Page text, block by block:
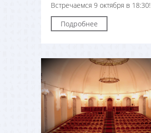
Встречаемся 9 октября в 18:30!
Подробнее